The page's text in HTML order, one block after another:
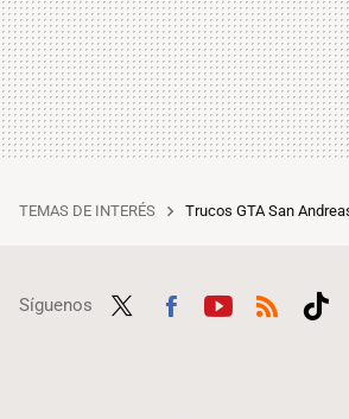
TEMAS DE INTERÉS Trucos GTA San
Síguenos